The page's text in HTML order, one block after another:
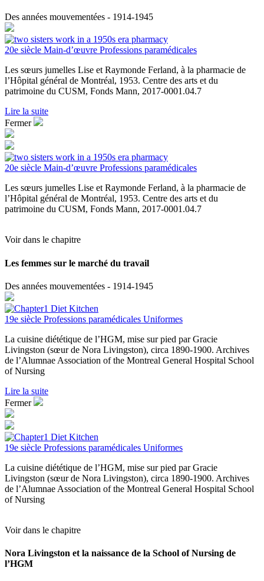
Des années mouvementées - 1914-1945
20e siècle Main-d’œuvre Professions paramédicales
Les sœurs jumelles Lise et Raymonde Ferland, à la pharmacie de
l’Hôpital général de Montréal, 1953. Centre des arts et du
patrimoine du CUSM, Fonds Mann, 2017-0001.04.7
Lire la suite
Fermer
20e siècle Main-d’œuvre Professions paramédicales
Les sœurs jumelles Lise et Raymonde Ferland, à la pharmacie de
l’Hôpital général de Montréal, 1953. Centre des arts et du
patrimoine du CUSM, Fonds Mann, 2017-0001.04.7
Voir dans le chapitre
Les femmes sur le marché du travail
Des années mouvementées - 1914-1945
19e siècle Professions paramédicales Uniformes
La cuisine diététique de l’HGM, mise sur pied par Gracie
Livingston (sœur de Nora Livingston), circa 1890-1900. Archives
de l’Alumnae Association of the Montreal General Hospital School
of Nursing
Lire la suite
Fermer
19e siècle Professions paramédicales Uniformes
La cuisine diététique de l’HGM, mise sur pied par Gracie
Livingston (sœur de Nora Livingston), circa 1890-1900. Archives
de l’Alumnae Association of the Montreal General Hospital School
of Nursing
Voir dans le chapitre
Nora Livingston et la naissance de la School of Nursing de
l’HGM